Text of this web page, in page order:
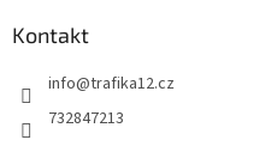
Kontakt
info@trafika12.cz
732847213